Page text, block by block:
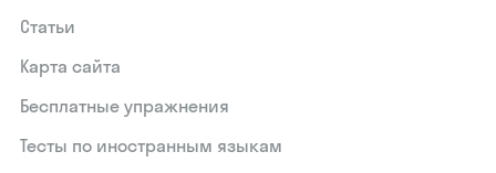
Статьи
Карта сайта
Бесплатные упражнения
Тесты по иностранным языкам